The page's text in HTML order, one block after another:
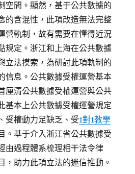
空間。顯然，基于公共數據的
的含混性，此項改造無法完整
營軌制，故有需要在懂得近況
規定。浙江和上海在公共數據
立法摸索，為研討此項軌制的
信息。公共數據受權運營基本
厘清公共數據受權運營與公共
基本上公共數據受權運營規定
受權動力足缺乏、受1對1教學
。基于介入浙江省公共數據受
由過程體系梳理相干法令律
，助力此項立法的迷信推動。